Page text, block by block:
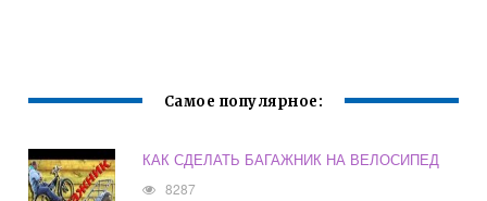
Самое популярное:
КАК СДЕЛАТЬ БАГАЖНИК НА ВЕЛОСИПЕД
8287